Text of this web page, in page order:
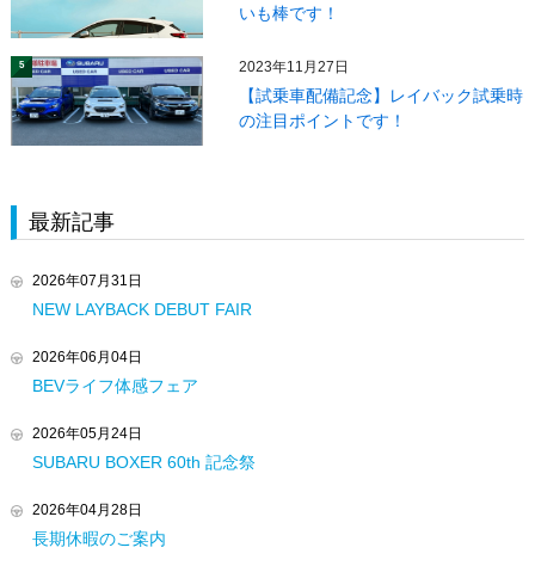
いも棒です！
5 2023年11月27日
【試乗車配備記念】レイバック試乗時
の注目ポイントです！
最新記事
2026年07月31日
NEW LAYBACK DEBUT FAIR
2026年06月04日
BEVライフ体感フェア
2026年05月24日
SUBARU BOXER 60th 記念祭
2026年04月28日
長期休暇のご案内